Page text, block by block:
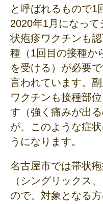
と呼ばれるもので1
2020年1月になっ
状疱疹ワクチンも
種（1回目の接種か
を受ける）が必要
言われています。
ワクチンも接種部
す（強く痛みが出
が、このような症
うになります。
名古屋市では帯状
（シングリックス
ので、対象となる